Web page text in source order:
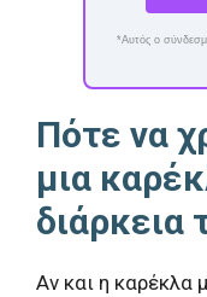
*Αυτός ο
Πότε να
μια
διάρκεια
Αν και η καρέκλα